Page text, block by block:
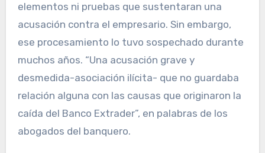
elementos ni pruebas que sustentaran una
acusación contra el empresario. Sin embargo,
ese procesamiento lo tuvo sospechado durante
muchos años. “Una acusación grave y
desmedida-asociación ilícita- que no guardaba
relación alguna con las causas que originaron la
caída del Banco Extrader”, en palabras de los
abogados del banquero.